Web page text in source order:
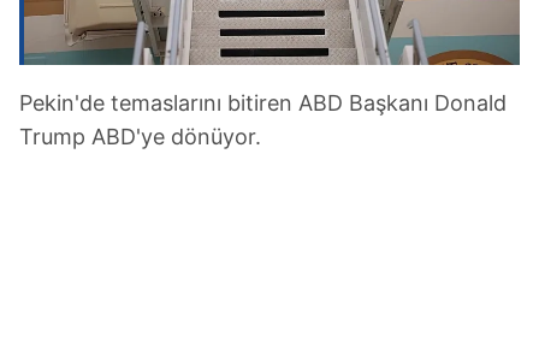
verileriniz işlenmekte olup gerekli olan çerezler bilgi
toplumu hizmetlerinin sunulması amacıyla
kılınması ve kişiselleştirilmesi ve sizlere yönelik
reklam/pazarlama faaliyetlerinin yapılması, amaçlarıyla
Pekin'de temaslarını bitiren ABD Başkanı Donald
Trump ABD'ye dönüyor.